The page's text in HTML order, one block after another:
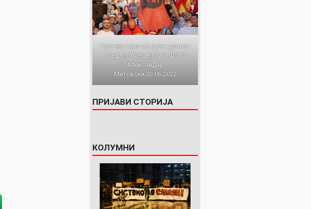
Протест против францускиот
предлог пред Влада. Фото:
Александар
Митовски,03.06.2022
ПРИЈАВИ СТОРИЈА
КОЛУМНИ